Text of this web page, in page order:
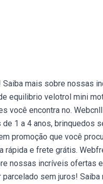
mais sobre nossas
equilibrio velotrol mini
você encontra no.
1 a 4 anos, brinquedos
promoção que você
rápida e frete grátis.
nossas incríveis ofertas
sem juros!